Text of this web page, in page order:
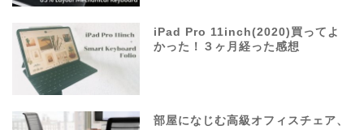
iPad Pro 11inch(2020)買ってよ
かった！３ヶ月経った感想
部屋になじむ高級オフィスチェア、